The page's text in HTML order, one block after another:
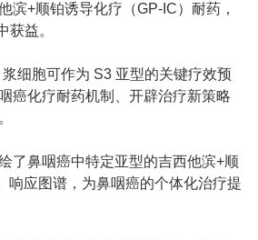
滨+顺铂诱导化疗（GP-IC）耐药，
获益。
浆细胞可作为 S3 亚型的关键疗效预
癌化疗耐药机制、开辟治疗新策略
了鼻咽癌中特定亚型的吉西他滨+顺
响应图谱，为鼻咽癌的个体化治疗提